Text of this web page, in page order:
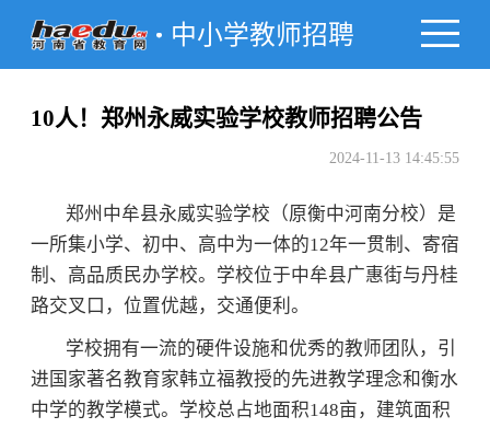
中小学教师招聘
10人！郑州永威实验学校教师招聘公告
2024-11-13 14:45:55
郑州中牟县永威实验学校（原衡中河南分校）是
一所集小学、初中、高中为一体的12年一贯制、寄宿
制、高品质民办学校。学校位于中牟县广惠街与丹桂
路交叉口，位置优越，交通便利。
学校拥有一流的硬件设施和优秀的教师团队，引
进国家著名教育家韩立福教授的先进教学理念和衡水
中学的教学模式。学校总占地面积148亩，建筑面积